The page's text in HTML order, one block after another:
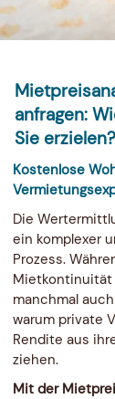
anfragen:
Sie erzielen?
Kostenlose
Die
ein komplexer
Prozess.
manchmal
warum private
Rendite aus
ziehen.
Mit der